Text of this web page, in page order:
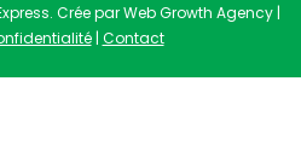
Crée par Web Growth Agency |
| Contact